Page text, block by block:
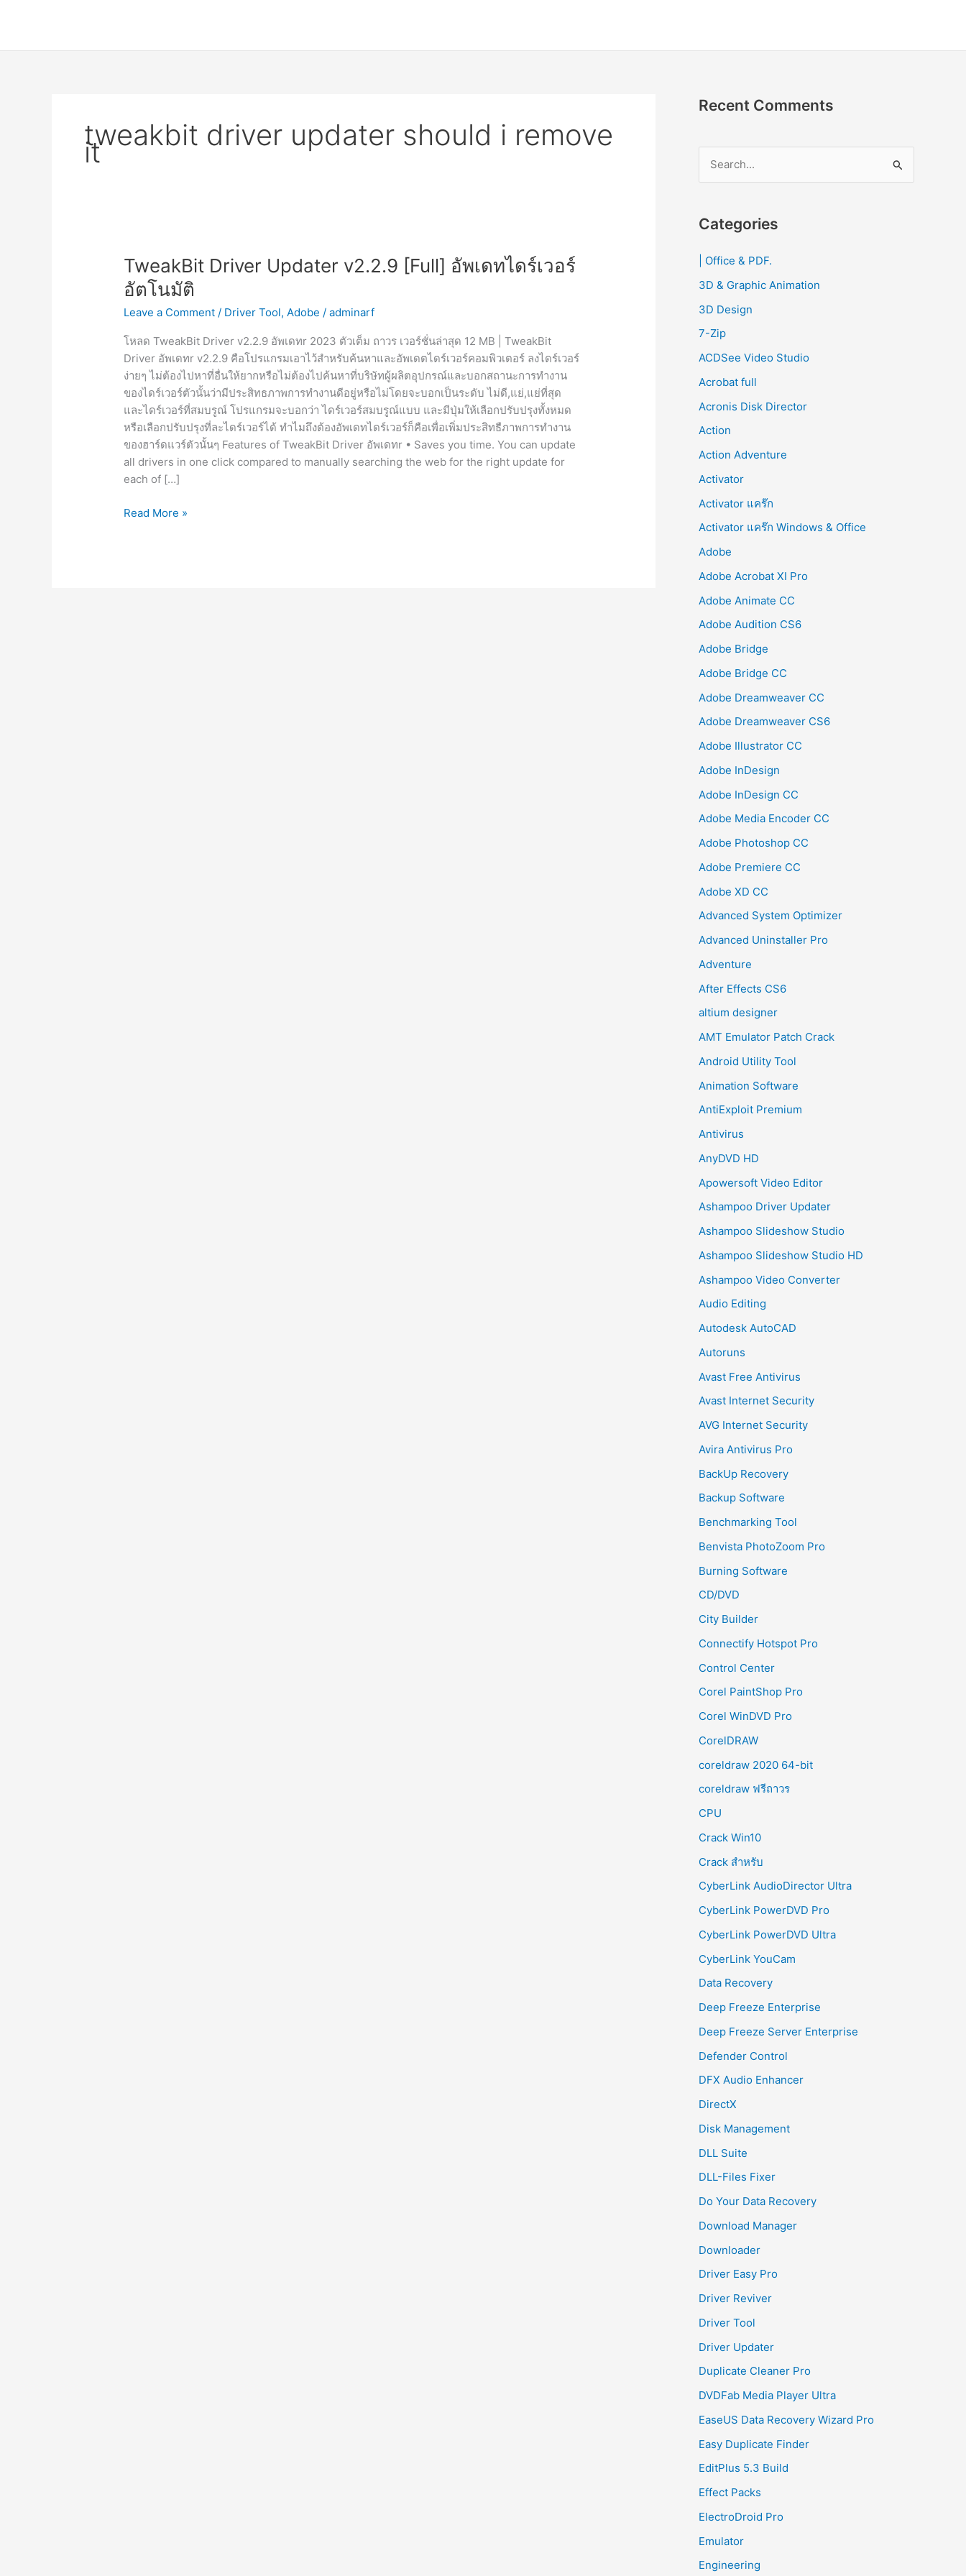
tweakbit driver updater should i remove
it
TweakBit Driver Updater v2.2.9 [Full] อัพเดทไดร์เวอร์
อัตโนมัติ
Leave a Comment / Driver Tool,Adobe /adminarf
โหลด TweakBit Driver v2.2.9 อัพเดทr 2023 ตัวเต็ม ถาวร เวอร์ชั่นล่าสุด 12 MB | TweakBit
Driver อัพเดทr v2.2.9 คือโปรแกรมเอาไว้สำหรับค้นหาและอัพเดตไดร์เวอร์คอมพิวเตอร์ ลงไดร์เวอร์
ง่ายๆ ไม่ต้องไปหาที่อื่นให้ยากหรือไม่ต้องไปค้นหาที่บริษัทผู้ผลิตอุปกรณ์และบอกสถานะการทำงาน
ของไดร์เวอร์ตัวนั้นว่ามีประสิทธภาพการทำงานดีอยู่หรือไม่โดยจะบอกเป็นระดับ ไม่ดี,แย่,แย่ที่สุด
และไดร์เวอร์ที่สมบรูณ์ โปรแกรมจะบอกว่า ไดร์เวอร์สมบรูณ์แบบ และมีปุ่มให้เลือกปรับปรุงทั้งหมด
หรือเลือกปรับปรุงที่ละไดร์เวอร์ได้ ทำไมถึงต้องอัพเดทไดร์เวอร์ก็คือเพื่อเพิ่มประสิทธืภาพการทำงาน
ของฮาร์ดแวร์ตัวนั้นๆ Features of TweakBit Driver อัพเดทr • Saves you time. You can update
all drivers in one click compared to manually searching the web for the right update for
each of […]
TweakBit
Read More »
Recent Comments
r
h
f
o
r
Categories
| Office & PDF.
3D & Graphic Animation
3D Design
7-Zip
ACDSee Video Studio
Acrobat full
Acronis Disk Director
Action
Action Adventure
Activator
Activator แคร๊ก
Activator แคร๊ก Windows & Office
Adobe
Adobe Acrobat XI Pro
Adobe Animate CC
Adobe Audition CS6
Adobe Bridge
Adobe Bridge CC
Adobe Dreamweaver CC
Adobe Dreamweaver CS6
Adobe Illustrator CC
Adobe InDesign
Adobe InDesign CC
Adobe Media Encoder CC
Adobe Photoshop CC
Adobe Premiere CC
Adobe XD CC
Advanced System Optimizer
Advanced Uninstaller Pro
Adventure
After Effects CS6
altium designer
AMT Emulator Patch Crack
Android Utility Tool
Animation Software
AntiExploit Premium
Antivirus
AnyDVD HD
Apowersoft Video Editor
Ashampoo Driver Updater
Ashampoo Slideshow Studio
Ashampoo Slideshow Studio HD
Ashampoo Video Converter
Audio Editing
Autodesk AutoCAD
Autoruns
Avast Free Antivirus
Avast Internet Security
AVG Internet Security
Avira Antivirus Pro
BackUp Recovery
Backup Software
Benchmarking Tool
Benvista PhotoZoom Pro
Burning Software
CD/DVD
City Builder
Connectify Hotspot Pro
Control Center
Corel PaintShop Pro
Corel WinDVD Pro
CorelDRAW
coreldraw 2020 64-bit
coreldraw ฟรีถาวร
CPU
Crack Win10
Crack สำหรับ
CyberLink AudioDirector Ultra
CyberLink PowerDVD Pro
CyberLink PowerDVD Ultra
CyberLink YouCam
Data Recovery
Deep Freeze Enterprise
Deep Freeze Server Enterprise
Defender Control
DFX Audio Enhancer
DirectX
Disk Management
DLL Suite
DLL-Files Fixer
Do Your Data Recovery
Download Manager
Downloader
Driver Easy Pro
Driver Reviver
Driver Tool
Driver Updater
Duplicate Cleaner Pro
DVDFab Media Player Ultra
EaseUS Data Recovery Wizard Pro
Easy Duplicate Finder
EditPlus 5.3 Build
Effect Packs
ElectroDroid Pro
Emulator
Engineering